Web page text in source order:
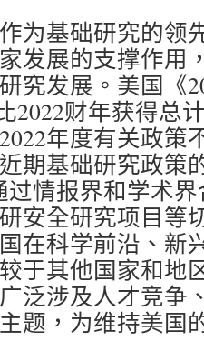
为基础研究的领
发展的支撑作用
究发展。美国《
2022财年获得总
年度有关政策
期基础研究政策
过情报界和学术
安全研究项目等
在科学前沿、新
于其他国家和地
泛涉及人才竞争
题，为维持美国